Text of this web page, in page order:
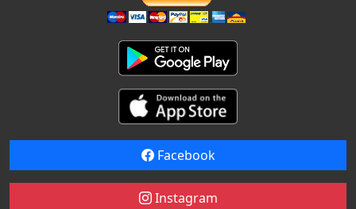
Facebook
Instagram